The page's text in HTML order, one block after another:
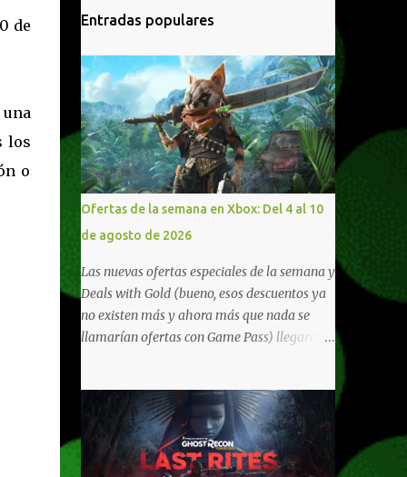
de
los
o
Entradas populares
Ofertas de la semana en Xbox: Del 4 al 10
de agosto de 2026
Las nuevas ofertas especiales de la semana y
Deals with Gold (bueno, esos descuentos ya
no existen más y ahora más que nada se
llamarían ofertas con Game Pass) llegaron a
10/11, varios de los juegos que están de
oferta también cuentan con soporte para
Xbox Play Anywhere, lo que nos permite
jugarlos y mantener un progreso